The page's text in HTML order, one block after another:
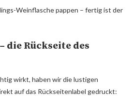
Weinflasche pappen – fertig ist der
die Rückseite des
wirkt, haben wir die lustigen
auf das Rückseitenlabel gedruckt: